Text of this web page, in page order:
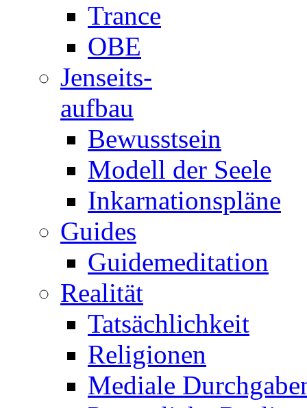
Trance
OBE
Jenseits-
aufbau
Bewusstsein
Modell der Seele
Inkarnationspläne
Guides
Guidemeditation
Realität
Tatsächlichkeit
Religionen
Mediale